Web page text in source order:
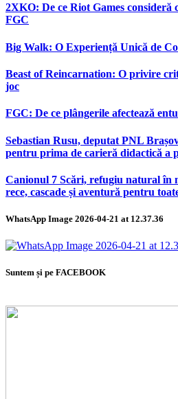
2XKO: De ce Riot Games consideră
FGC
Big Walk: O Experiență Unică de
Beast of Reincarnation: O privire
joc
FGC: De ce plângerile afectează
Sebastian Rusu, deputat PNL
pentru prima de carieră didactică a
Canionul 7 Scări, refugiu natural în
rece, cascade și aventură pentru
WhatsApp Image 2026-04-21 at 12.37.36
Suntem și pe FACEBOOK